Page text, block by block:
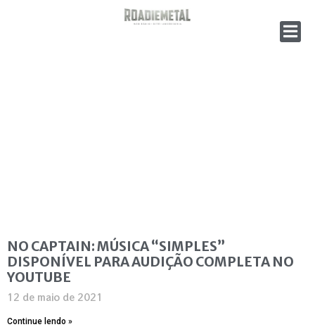
NO CAPTAIN: MÚSICA “SIMPLES”
DISPONÍVEL PARA AUDIÇÃO COMPLETA NO
YOUTUBE
12 de maio de 2021
Continue lendo »